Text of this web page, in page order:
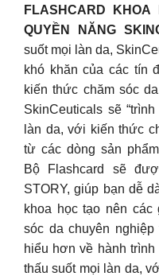
FLASHCARD
QUYỀN NĂNG
suốt mọi làn da,
khó khăn của các tín
kiến thức chăm sóc
SkinCeuticals sẽ
làn da, với kiến thức
từ các dòng sản
Bộ Flashcard sẽ
STORY, giúp bạn dễ
khoa học tạo nên các
sóc da chuyên
hiểu hơn về hành
thấu suốt mọi làn da,